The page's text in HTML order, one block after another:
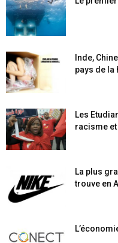
Inde,
pays de la
Les
racisme
La plus
trouve en